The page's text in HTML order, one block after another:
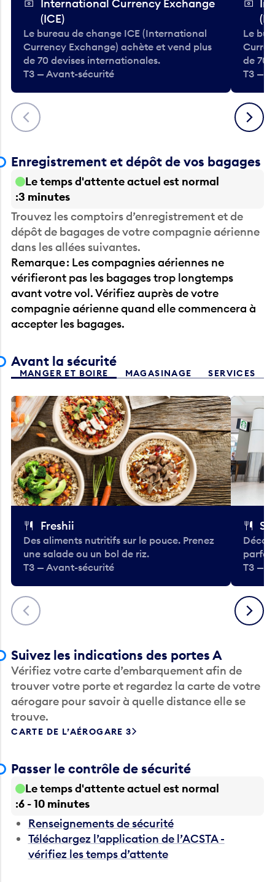
Précédent
International Currency Exchange
(ICE)
Le bureau de change ICE (International
Currency Exchange) achète et vend plus
de 70 devises internationales.
T3 — Avant-sécurité
Le
de 70
T3 —
Suivant
Enregistrement et dépôt de vos bagages
Le temps d'attente actuel est normal
3 minutes
Trouvez les comptoirs d’enregistrement et de
dépôt de bagages de votre compagnie aérienne
dans les allées suivantes.
Remarque : Les compagnies aériennes ne
vérifieront pas les bagages trop longtemps
avant votre vol. Vérifiez auprès de votre
compagnie aérienne quand elle commencera à
accepter les bagages.
Avant la sécurité
MANGER ET BOIRE MAGASINAGE SERVICES
Précédent
Freshii
Des aliments nutritifs sur le pouce. Prenez
une salade ou un bol de riz.
T3 — Avant-sécurité
T3 —
Suivant
Suivez les indications des portes A
Vérifiez votre carte d’embarquement afin de
trouver votre porte et regardez la carte de votre
aérogare pour savoir à quelle distance elle se
trouve.
CARTE DE L’AÉROGARE 3
Passer le contrôle de sécurité
Le temps d'attente actuel est normal
6 - 10 minutes
Renseignements de sécurité
Téléchargez l’application de l’ACSTA -
vérifiez les temps d’attente